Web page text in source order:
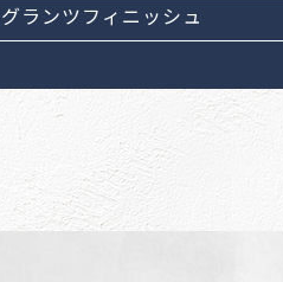
グランツフィニッシュ